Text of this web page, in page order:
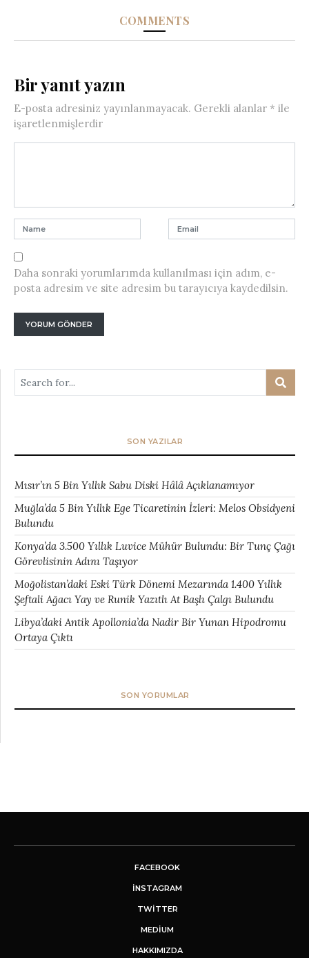
COMMENTS
Bir yanıt yazın
E-posta adresiniz yayınlanmayacak. Gerekli alanlar * ile
işaretlenmişlerdir
Daha sonraki yorumlarımda kullanılması için adım, e-
posta adresim ve site adresim bu tarayıcıya kaydedilsin.
SON YAZILAR
Mısır’ın 5 Bin Yıllık Sabu Diski Hâlâ Açıklanamıyor
Muğla’da 5 Bin Yıllık Ege Ticaretinin İzleri: Melos Obsidyeni
Bulundu
Konya’da 3.500 Yıllık Luvice Mühür Bulundu: Bir Tunç Çağı
Görevlisinin Adını Taşıyor
Moğolistan’daki Eski Türk Dönemi Mezarında 1.400 Yıllık
Şeftali Ağacı Yay ve Runik Yazıtlı At Başlı Çalgı Bulundu
Libya’daki Antik Apollonia’da Nadir Bir Yunan Hipodromu
Ortaya Çıktı
SON YORUMLAR
FACEBOOK
INSTAGRAM
TWITTER
MEDIUM
HAKKIMIZDA